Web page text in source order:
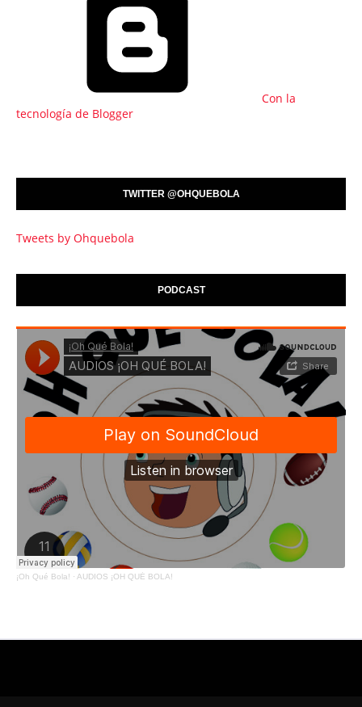
Con la
tecnología de Blogger
TWITTER @OHQUEBOLA
Tweets by Ohquebola
PODCAST
¡Oh Qué Bola! · AUDIOS ¡OH QUÉ BOLA!